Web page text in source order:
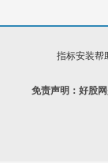
指标安装帮
免责声明：好股